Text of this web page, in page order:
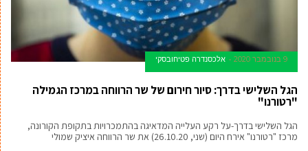
9 בנובמבר 2020 אלכסנדרה פטיחובסקי
הגל השלישי בדרך: סיור חירום של שר הרווחה במרכז הגמילה
"רטורנו"
הגל השלישי בדרך-על רקע העלייה המדאיגה בהתמכרויות בתקופת הקורונה,
מרכז "רטורנו" אירח היום (שני, 26.10.20) את שר הרווחה איציק שמולי